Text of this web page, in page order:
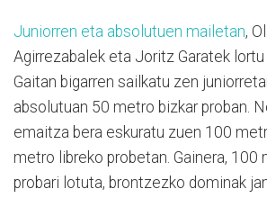
Juniorren eta absolutuen mailetan,
Agirrezabalek eta Joritz Garatek
Gaitan bigarren sailkatu zen
absolutuan 50 metro bizkar proban.
emaitza bera eskuratu zuen 100
metro libreko probetan. Gainera, 100
probari lotuta, brontzezko dominak